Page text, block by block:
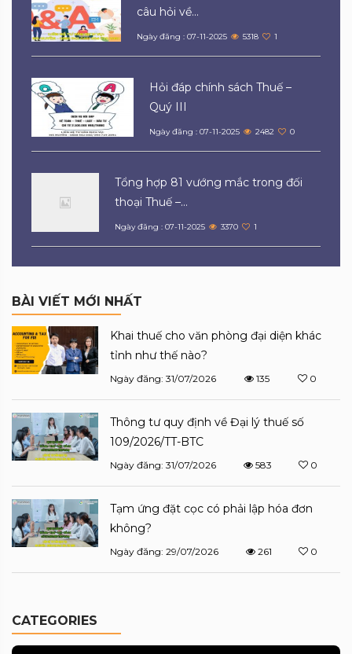
câu hỏi về...
Ngày đăng : 07-11-2025 5318 1
Hỏi đáp chính sách Thuế –
Quý III
Ngày đăng : 07-11-2025 2482 0
Tổng hợp 81 vướng mắc trong đối
thoại Thuế –...
Ngày đăng : 07-11-2025 3370 1
BÀI VIẾT MỚI NHẤT
Khai thuế cho văn phòng đại diện khác
tỉnh như thế nào?
Ngày đăng: 31/07/2026 135 0
Thông tư quy định về Đại lý thuế số
109/2026/TT-BTC
Ngày đăng: 31/07/2026 583 0
Tạm ứng đặt cọc có phải lập hóa đơn
không?
Ngày đăng: 29/07/2026 261 0
CATEGORIES